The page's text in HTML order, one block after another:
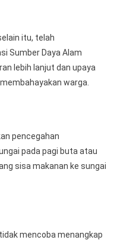
itu, telah
Sumber Daya Alam
lebih lanjut dan upaya
warga.
pencegahan
pada pagi buta atau
sisa makanan ke sungai
mencoba menangkap